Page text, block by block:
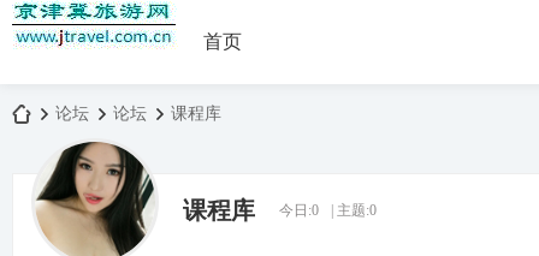
首页
»
论坛
›
论坛 课程库
课程库 今日:0 主题:0